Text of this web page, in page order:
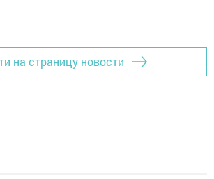
на страницу новости